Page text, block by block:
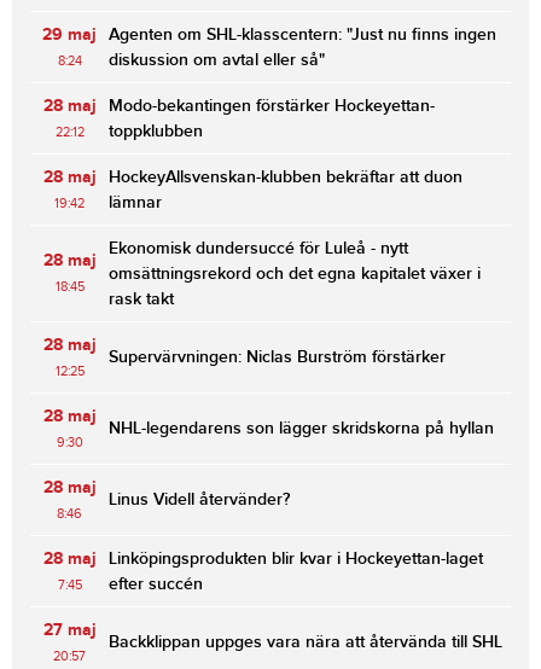
29 maj
8:24
Agenten om SHL-klasscentern: "Just nu finns ingen
diskussion om avtal eller så"
28 maj
22:12
Modo-bekantingen förstärker Hockeyettan-
toppklubben
28 maj
19:42
HockeyAllsvenskan-klubben bekräftar att duon
lämnar
28 maj
18:45
Ekonomisk dundersuccé för Luleå - nytt
omsättningsrekord och det egna kapitalet växer i
rask takt
28 maj
12:25
Supervärvningen: Niclas Burström förstärker
28 maj
9:30
NHL-legendarens son lägger skridskorna på hyllan
28 maj
8:46
Linus Videll återvänder?
28 maj
7:45
Linköpingsprodukten blir kvar i Hockeyettan-laget
efter succén
27 maj
20:57
Backklippan uppges vara nära att återvända till SHL